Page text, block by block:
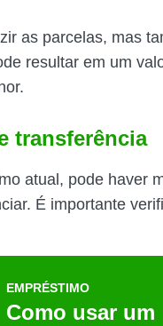
as parcelas, mas
resultar em um
transferência
atual, pode haver
É importante
EMPRÉSTIMO
Como usar um